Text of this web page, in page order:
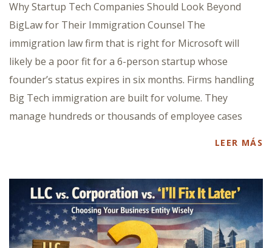
Why Startup Tech Companies Should Look Beyond
BigLaw for Their Immigration Counsel The
immigration law firm that is right for Microsoft will
likely be a poor fit for a 6-person startup whose
founder’s status expires in six months. Firms handling
Big Tech immigration are built for volume. They
manage hundreds or thousands of employee cases
LEER MÁS